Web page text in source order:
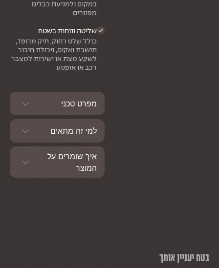
במקום ולמניעת כבלים
מפוזרים
שליטה ונוחות בשטח
כולל שלט רחוק, תיק מרופד,
תושבת ואקום, ויכולת חיבור
לשקע מצת או ישירות למצבר
רכב או אופנוע
מפרט טכני
למי זה מתאים
איך שומרים על
המוצר
בטח יעניין אותך